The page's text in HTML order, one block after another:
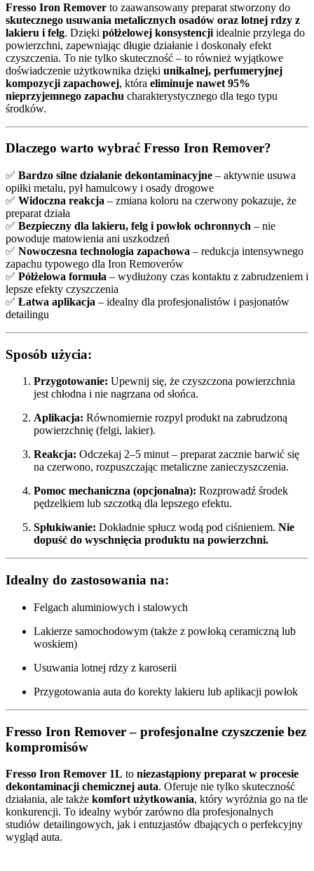
Fresso Iron Remover to zaawansowany preparat stworzony do
skutecznego usuwania metalicznych osadów oraz lotnej rdzy z
lakieru i felg. Dzięki półżelowej konsystencji idealnie przylega do
powierzchni, zapewniając długie działanie i doskonały efekt
czyszczenia. To nie tylko skuteczność – to również wyjątkowe
doświadczenie użytkownika dzięki unikalnej, perfumeryjnej
kompozycji zapachowej, która eliminuje nawet 95%
nieprzyjemnego zapachu charakterystycznego dla tego typu
środków.
Dlaczego warto wybrać Fresso Iron Remover?
✅ Bardzo silne działanie dekontaminacyjne – aktywnie usuwa
opiłki metalu, pył hamulcowy i osady drogowe
✅ Widoczna reakcja – zmiana koloru na czerwony pokazuje, że
preparat działa
✅ Bezpieczny dla lakieru, felg i powłok ochronnych – nie
powoduje matowienia ani uszkodzeń
✅ Nowoczesna technologia zapachowa – redukcja intensywnego
zapachu typowego dla Iron Removerów
✅ Półżelowa formuła – wydłużony czas kontaktu z zabrudzeniem i
lepsze efekty czyszczenia
✅ Łatwa aplikacja – idealny dla profesjonalistów i pasjonatów
detailingu
Sposób użycia:
Przygotowanie: Upewnij się, że czyszczona powierzchnia
jest chłodna i nie nagrzana od słońca.
Aplikacja: Równomiernie rozpyl produkt na zabrudzoną
powierzchnię (felgi, lakier).
Reakcja: Odczekaj 2–5 minut – preparat zacznie barwić się
na czerwono, rozpuszczając metaliczne zanieczyszczenia.
Pomoc mechaniczna (opcjonalna): Rozprowadź środek
pędzelkiem lub szczotką dla lepszego efektu.
Spłukiwanie: Dokładnie spłucz wodą pod ciśnieniem. Nie
dopuść do wyschnięcia produktu na powierzchni.
Idealny do zastosowania na:
Felgach aluminiowych i stalowych
Lakierze samochodowym (także z powłoką ceramiczną lub
woskiem)
Usuwania lotnej rdzy z karoserii
Przygotowania auta do korekty lakieru lub aplikacji powłok
Fresso Iron Remover – profesjonalne czyszczenie bez
kompromisów
Fresso Iron Remover 1L to niezastąpiony preparat w procesie
dekontaminacji chemicznej auta. Oferuje nie tylko skuteczność
działania, ale także komfort użytkowania, który wyróżnia go na tle
konkurencji. To idealny wybór zarówno dla profesjonalnych
studiów detailingowych, jak i entuzjastów dbających o perfekcyjny
wygląd auta.